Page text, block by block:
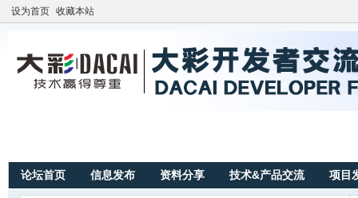
设为首页 收藏本站
论坛首页 信息发布 资料分享 技术&产品交流 项目